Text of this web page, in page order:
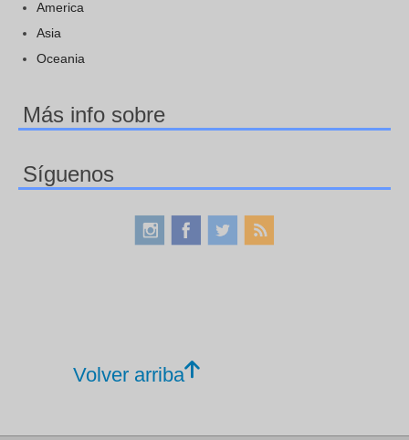
America
Asia
Oceania
Más info sobre
Síguenos
Volver arriba